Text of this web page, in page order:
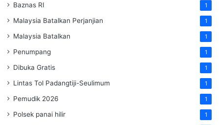
Baznas RI 1
Malaysia Batalkan Perjanjian 1
Malaysia Batalkan 1
Penumpang 1
Dibuka Gratis 1
Lintas Tol Padangtiji-Seulimum 1
Pemudik 2026 1
Polsek panai hilir 1